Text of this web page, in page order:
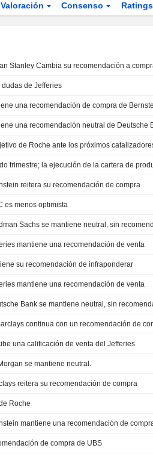
Valoración Consenso Ratings
Stanley Cambia su recomendación a
de Jefferies
una recomendación de compra de
una recomendación neutral de Deutsche
de Roche ante los próximos
reitera su recomendación de compra
es menos optimista
mantiene una recomendación de venta
su recomendación de infraponderar
mantiene una recomendación de venta
una calificación de venta del Jefferies
se mantiene neutral.
reitera su recomendación de compra
Roche
mantiene una recomendación de
de compra de UBS